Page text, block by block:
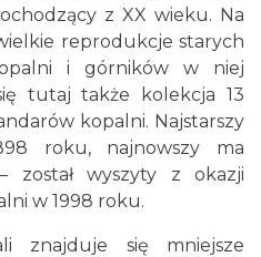
z XX wieku. Na
reprodukcje starych
i górników w niej
tutaj także kolekcja 13
kopalni. Najstarszy
roku, najnowszy ma
został wyszyty z okazji
w 1998 roku.
znajduje się mniejsze